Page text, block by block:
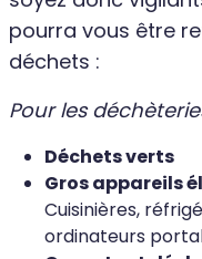
pourra vous être
déchets :
Pour les
Déchets verts
Gros appareils
Cuisinières,
ordinateurs